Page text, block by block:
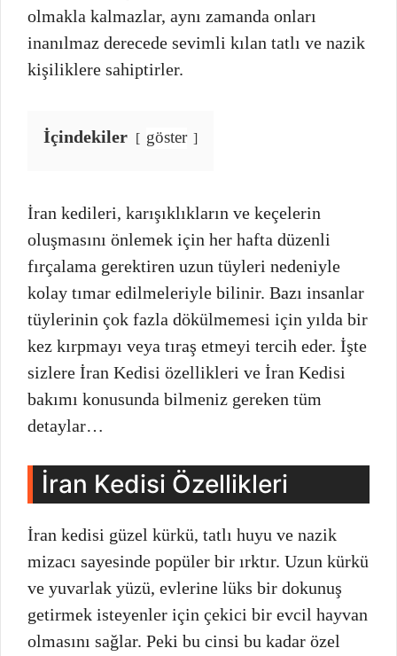
olmakla kalmazlar, aynı zamanda onları
inanılmaz derecede sevimli kılan tatlı ve nazik
kişiliklere sahiptirler.
İçindekiler göster
İran kedileri, karışıklıkların ve keçelerin
oluşmasını önlemek için her hafta düzenli
fırçalama gerektiren uzun tüyleri nedeniyle
kolay tımar edilmeleriyle bilinir. Bazı insanlar
tüylerinin çok fazla dökülmemesi için yılda bir
kez kırpmayı veya tıraş etmeyi tercih eder. İşte
sizlere İran Kedisi özellikleri ve İran Kedisi
bakımı konusunda bilmeniz gereken tüm
detaylar…
İran Kedisi Özellikleri
İran kedisi güzel kürkü, tatlı huyu ve nazik
mizacı sayesinde popüler bir ırktır. Uzun kürkü
ve yuvarlak yüzü, evlerine lüks bir dokunuş
getirmek isteyenler için çekici bir evcil hayvan
olmasını sağlar. Peki bu cinsi bu kadar özel